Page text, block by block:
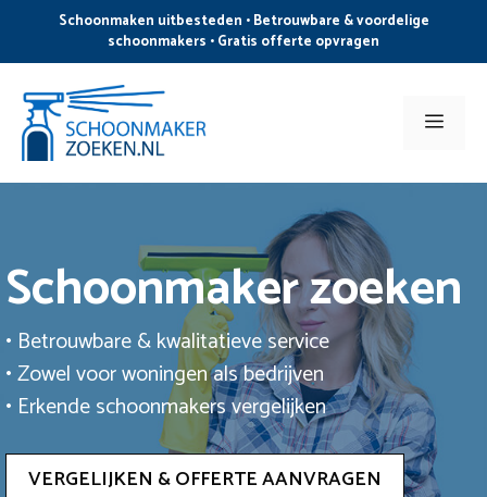
de
inhoud
Schoonmaken uitbesteden • Betrouwbare & voordelige
schoonmakers • Gratis offerte opvragen
Menu
Schoonmaker zoeken
• Betrouwbare & kwalitatieve service
• Zowel voor woningen als bedrijven
• Erkende schoonmakers vergelijken
VERGELIJKEN & OFFERTE AANVRAGEN